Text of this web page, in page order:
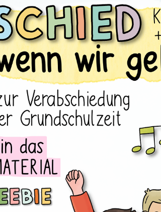
Grundschule und Sekundarstufe I.